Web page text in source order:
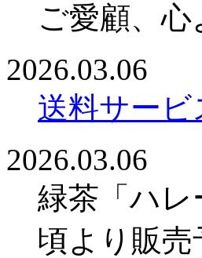
ご愛顧、
2026.03.06
送料サー
2026.03.06
緑茶「ハ
頃より販